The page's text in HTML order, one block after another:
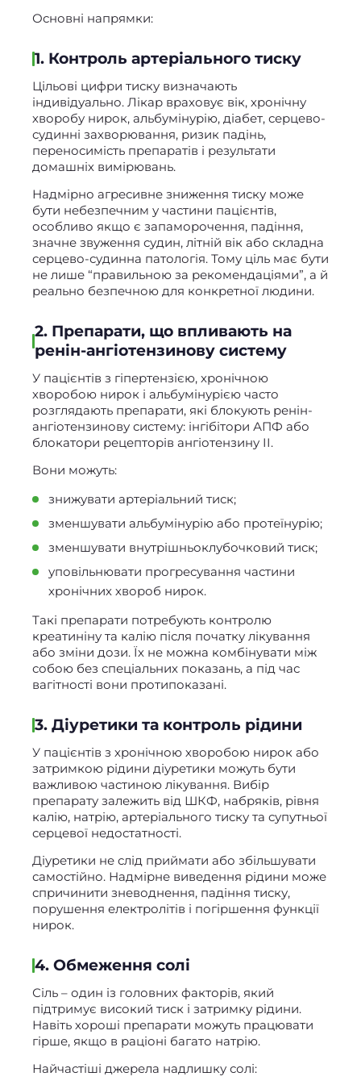
Основні напрямки:
1. Контроль артеріального тиску
Цільові цифри тиску визначають
індивідуально. Лікар враховує вік, хронічну
хворобу нирок, альбумінурію, діабет, серцево-
судинні захворювання, ризик падінь,
переносимість препаратів і результати
домашніх вимірювань.
Надмірно агресивне зниження тиску може
бути небезпечним у частини пацієнтів,
особливо якщо є запаморочення, падіння,
значне звуження судин, літній вік або складна
серцево-судинна патологія. Тому ціль має бути
не лише “правильною за рекомендаціями”, а й
реально безпечною для конкретної людини.
2. Препарати, що впливають на
ренін-ангіотензинову систему
У пацієнтів з гіпертензією, хронічною
хворобою нирок і альбумінурією часто
розглядають препарати, які блокують ренін-
ангіотензинову систему: інгібітори АПФ або
блокатори рецепторів ангіотензину II.
Вони можуть:
знижувати артеріальний тиск;
зменшувати альбумінурію або протеїнурію;
зменшувати внутрішньоклубочковий тиск;
уповільнювати прогресування частини
хронічних хвороб нирок.
Такі препарати потребують контролю
креатиніну та калію після початку лікування
або зміни дози. Їх не можна комбінувати між
собою без спеціальних показань, а під час
вагітності вони протипоказані.
3. Діуретики та контроль рідини
У пацієнтів з хронічною хворобою нирок або
затримкою рідини діуретики можуть бути
важливою частиною лікування. Вибір
препарату залежить від ШКФ, набряків, рівня
калію, натрію, артеріального тиску та супутньої
серцевої недостатності.
Діуретики не слід приймати або збільшувати
самостійно. Надмірне виведення рідини може
спричинити зневоднення, падіння тиску,
порушення електролітів і погіршення функції
нирок.
4. Обмеження солі
Сіль – один із головних факторів, який
підтримує високий тиск і затримку рідини.
Навіть хороші препарати можуть працювати
гірше, якщо в раціоні багато натрію.
Найчастіші джерела надлишку солі: